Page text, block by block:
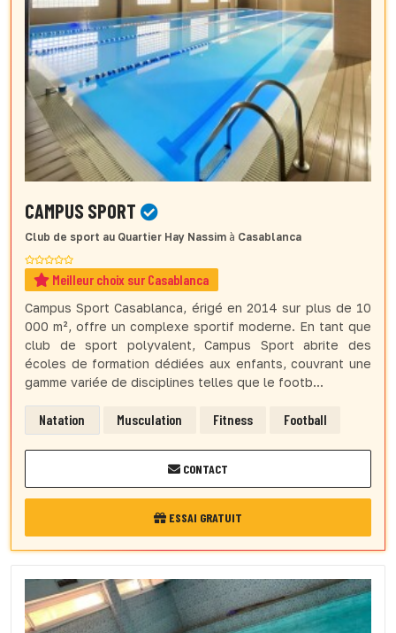
CAMPUS SPORT
Club de sport au Quartier Hay Nassim à Casablanca
Meilleur choix sur Casablanca
Campus Sport Casablanca, érigé en 2014 sur plus de 10
000 m², offre un complexe sportif moderne. En tant que
club de sport polyvalent, Campus Sport abrite des
écoles de formation dédiées aux enfants, couvrant une
gamme variée de disciplines telles que le footb...
Natation Musculation Fitness Football
CONTACT
ESSAI GRATUIT